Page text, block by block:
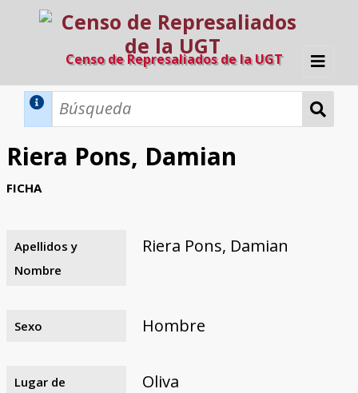
Censo de Represaliados de la UGT
Inicio
Búsqueda Dinámica
Búsqueda Avanzada
Razones y objetivos
El equipo
Colaboradores
Fuentes documentales
Riera Pons, Damian
FICHA
Apellidos y
Nombre
Riera Pons, Damian
Sexo Hombre
Lugar de
Oliva